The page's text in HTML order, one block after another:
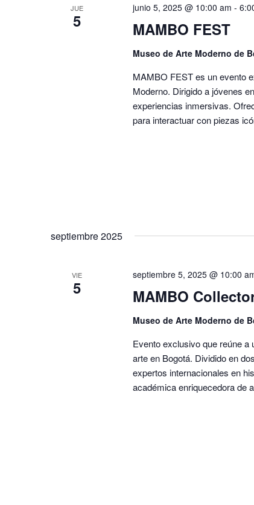
JUE
5 MAMBO FEST
junio 5, 2025 @ 10:00 am -
Museo de Arte Moderno de
MAMBO FEST es un evento
Moderno. Dirigido a jóvenes
experiencias inmersivas.
para interactuar con piezas
septiembre 2025
VIE
5 MAMBO
septiembre 5, 2025 @ 10:00
Museo de Arte Moderno de
Evento exclusivo que reúne
arte en Bogotá. Dividido en
expertos internacionales en
académica enriquecedora de